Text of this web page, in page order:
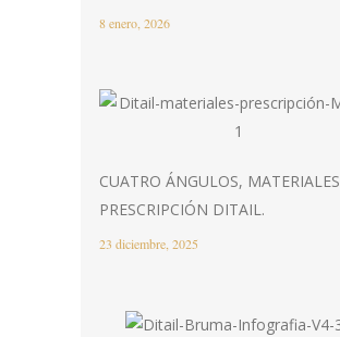
8 enero, 2026
CUATRO ÁNGULOS, MATERIALES
PRESCRIPCIÓN DITAIL.
23 diciembre, 2025